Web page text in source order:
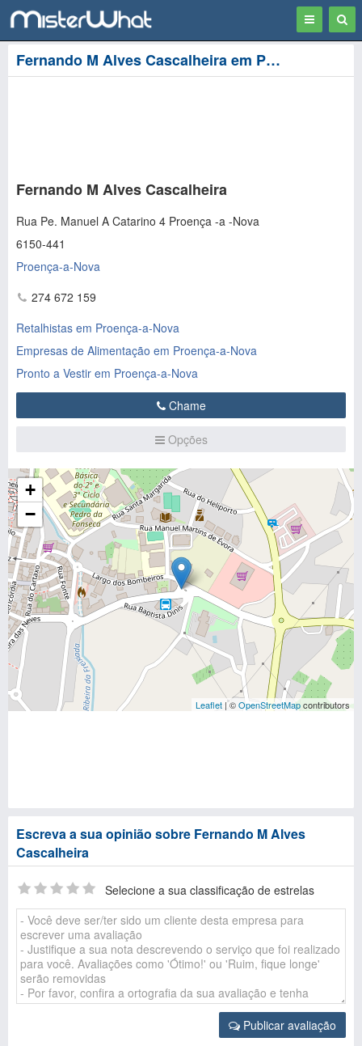
Toggle
navigation
Fernando M Alves Cascalheira em Proença-a-Nova
Fernando M Alves Cascalheira
Rua Pe. Manuel A Catarino 4 Proença -a -Nova
6150-441
Proença-a-Nova
274 672 159
Retalhistas em Proença-a-Nova
Empresas de Alimentação em Proença-a-Nova
Pronto a Vestir em Proença-a-Nova
Chame
Opções
+
−
Leaflet | ©OpenStreetMapcontributors
Escreva a sua opinião sobre Fernando M Alves
Cascalheira
Selecione a sua classificação de estrelas
Publicar avaliação